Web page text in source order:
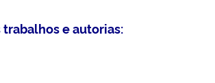
trabalhos e autorias: